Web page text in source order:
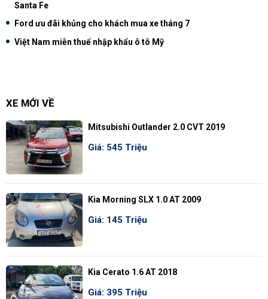
Santa Fe
Ford ưu đãi khủng cho khách mua xe tháng 7
Việt Nam miễn thuế nhập khẩu ô tô Mỹ
XE MỚI VỀ
Mitsubishi Outlander 2.0 CVT 2019
Giá: 545 Triệu
Kia Morning SLX 1.0 AT 2009
Giá: 145 Triệu
Kia Cerato 1.6 AT 2018
Giá: 395 Triệu